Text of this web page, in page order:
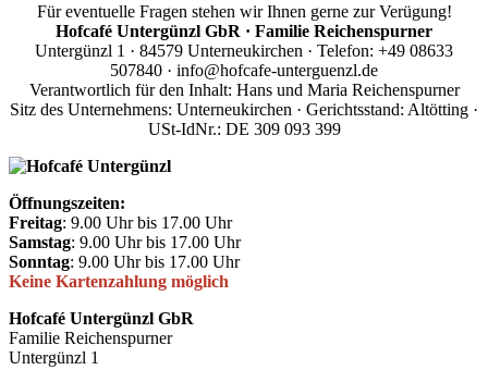
Für eventuelle Fragen stehen wir Ihnen gerne zur Verügung!
Hofcafé Untergünzl GbR · Familie Reichenspurner
Untergünzl 1 · 84579 Unterneukirchen · Telefon: +49 08633
507840 · info@hofcafe-unterguenzl.de
Verantwortlich für den Inhalt: Hans und Maria Reichenspurner
Sitz des Unternehmens: Unterneukirchen · Gerichtsstand: Altötting ·
USt-IdNr.: DE 309 093 399
Öffnungszeiten:
Freitag: 9.00 Uhr bis 17.00 Uhr
Samstag: 9.00 Uhr bis 17.00 Uhr
Sonntag: 9.00 Uhr bis 17.00 Uhr
Keine Kartenzahlung möglich
Hofcafé Untergünzl GbR
Familie Reichenspurner
Untergünzl 1